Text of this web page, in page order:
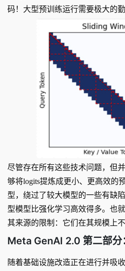
码！大型预训练运行需要极大的
尽管存在所有这些技术问题，但
够将logits提炼成更小、更高效的
型，绕过了较大模型的一些有缺
型模型比强化学习高效得多。也
其来源的限制：它们在其规模上不
Meta GenAI 2.0 第二部分
随着基础设施改造正在进行并吸